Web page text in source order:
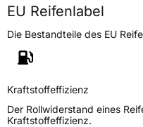
EU Reifenlabel
Die Bestandteile des EU
Kraftstoffeffizienz
Der Rollwiderstand eines
Kraftstoffeffizienz.